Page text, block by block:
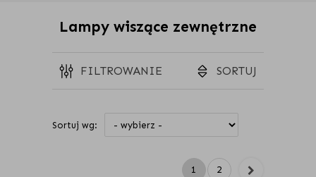
Lampy wiszące zewnętrzne
FILTROWANIE SORTUJ
Sortuj wg:
1 2